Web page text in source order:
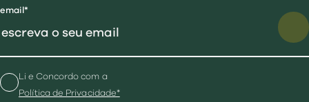
email*
Li e Concordo com a
Política de Privacidade*